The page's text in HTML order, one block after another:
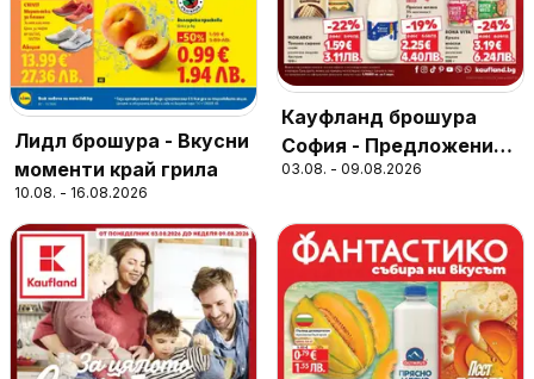
Лидл брошура - Вкусни
моменти край грила
10.08. - 16.08.2026
Кауфланд брошура
София - Предложения
за цялото семейство
03.08. - 09.08.2026